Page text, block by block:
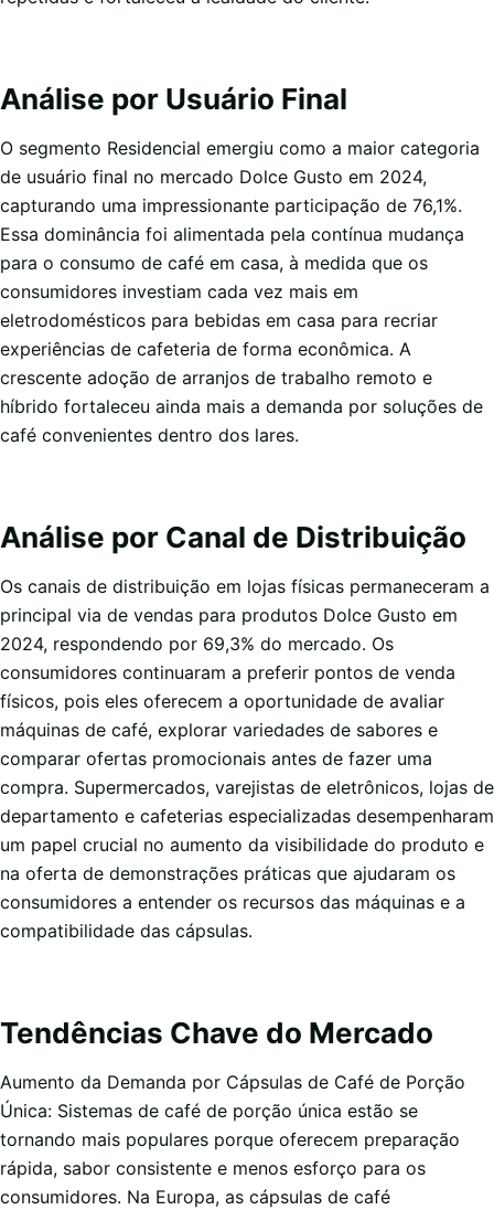
Análise por Usuário Final
O segmento Residencial emergiu como a maior categoria
de usuário final no mercado Dolce Gusto em 2024,
capturando uma impressionante participação de 76,1%.
Essa dominância foi alimentada pela contínua mudança
para o consumo de café em casa, à medida que os
consumidores investiam cada vez mais em
eletrodomésticos para bebidas em casa para recriar
experiências de cafeteria de forma econômica. A
crescente adoção de arranjos de trabalho remoto e
híbrido fortaleceu ainda mais a demanda por soluções de
café convenientes dentro dos lares.
Análise por Canal de Distribuição
Os canais de distribuição em lojas físicas permaneceram a
principal via de vendas para produtos Dolce Gusto em
2024, respondendo por 69,3% do mercado. Os
consumidores continuaram a preferir pontos de venda
físicos, pois eles oferecem a oportunidade de avaliar
máquinas de café, explorar variedades de sabores e
comparar ofertas promocionais antes de fazer uma
compra. Supermercados, varejistas de eletrônicos, lojas de
departamento e cafeterias especializadas desempenharam
um papel crucial no aumento da visibilidade do produto e
na oferta de demonstrações práticas que ajudaram os
consumidores a entender os recursos das máquinas e a
compatibilidade das cápsulas.
Tendências Chave do Mercado
Aumento da Demanda por Cápsulas de Café de Porção
Única: Sistemas de café de porção única estão se
tornando mais populares porque oferecem preparação
rápida, sabor consistente e menos esforço para os
consumidores. Na Europa, as cápsulas de café